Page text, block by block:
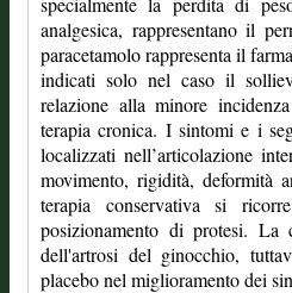
analgesica, rappresentano il
paracetamolo rappresenta il
indicati solo nel caso il
relazione alla minore
terapia cronica. I sintomi e i
localizzati nell’articolazione
movimento, rigidità, deformità
terapia conservativa si
posizionamento di protesi. La
dell'artrosi del ginocchio,
placebo nel miglioramento dei